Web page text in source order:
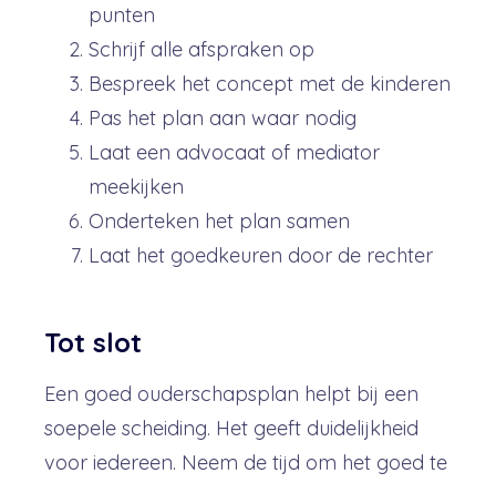
punten
Schrijf alle afspraken op
Bespreek het concept met de kinderen
Pas het plan aan waar nodig
Laat een advocaat of mediator
meekijken
Onderteken het plan samen
Laat het goedkeuren door de rechter
Tot slot
Een goed ouderschapsplan helpt bij een
soepele scheiding. Het geeft duidelijkheid
voor iedereen. Neem de tijd om het goed te